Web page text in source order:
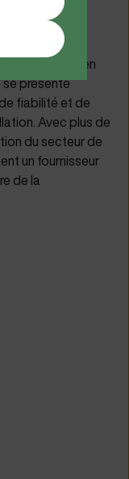
au
besoins sont en
présente
fiabilité et de
Avec plus de
du secteur de
un fournisseur
de la